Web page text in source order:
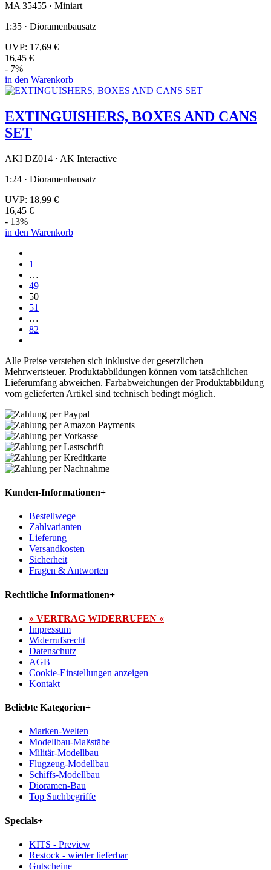
MA 35455 · Miniart
1:35 · Dioramenbausatz
UVP: 17,69 €
16,45 €
- 7%
in den Warenkorb
EXTINGUISHERS, BOXES AND CANS
SET
AKI DZ014 · AK Interactive
1:24 · Dioramenbausatz
UVP: 18,99 €
16,45 €
- 13%
in den Warenkorb
1
…
49
50
51
…
82
Alle Preise verstehen sich inklusive der gesetzlichen
Mehrwertsteuer. Produktabbildungen können vom tatsächlichen
Lieferumfang abweichen. Farbabweichungen der Produktabbildung
vom gelieferten Artikel sind technisch bedingt möglich.
Kunden-Informationen+
Bestellwege
Zahlvarianten
Lieferung
Versandkosten
Sicherheit
Fragen & Antworten
Rechtliche Informationen+
» VERTRAG WIDERRUFEN «
Impressum
Widerrufsrecht
Datenschutz
AGB
Cookie-Einstellungen anzeigen
Kontakt
Beliebte Kategorien+
Marken-Welten
Modellbau-Maßstäbe
Militär-Modellbau
Flugzeug-Modellbau
Schiffs-Modellbau
Dioramen-Bau
Top Suchbegriffe
Specials+
KITS - Preview
Restock - wieder lieferbar
Gutscheine